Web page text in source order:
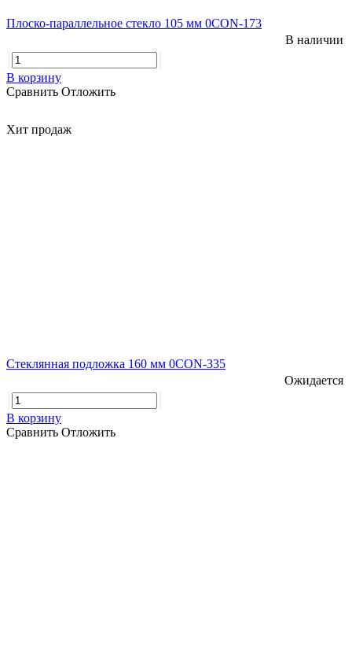
Плоско-параллельное стекло 105 мм 0CON-173
В наличии
В корзину
Сравнить Отложить
Хит продаж
Стеклянная подложка 160 мм 0CON-335
Ожидается
В корзину
Сравнить Отложить